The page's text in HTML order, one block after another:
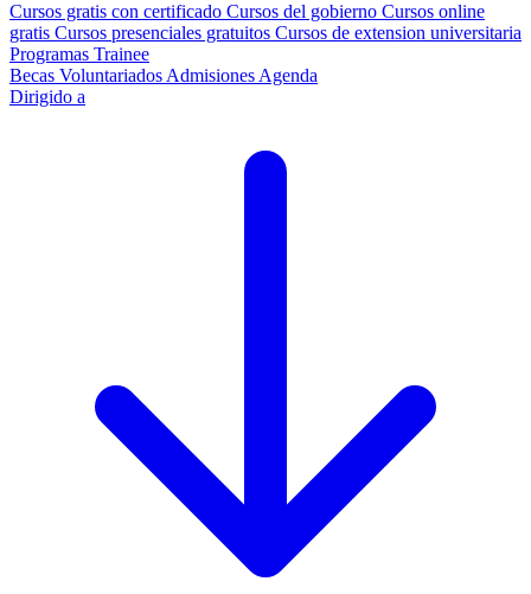
Cursos gratis con certificado Cursos del gobierno Cursos online
gratis Cursos presenciales gratuitos Cursos de extension universitaria
Programas Trainee
Becas Voluntariados Admisiones Agenda
Dirigido a